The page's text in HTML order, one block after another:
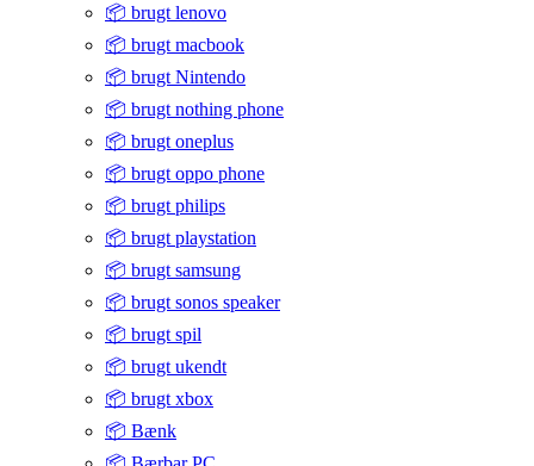
📦 brugt lenovo
📦 brugt macbook
📦 brugt Nintendo
📦 brugt nothing phone
📦 brugt oneplus
📦 brugt oppo phone
📦 brugt philips
📦 brugt playstation
📦 brugt samsung
📦 brugt sonos speaker
📦 brugt spil
📦 brugt ukendt
📦 brugt xbox
📦 Bænk